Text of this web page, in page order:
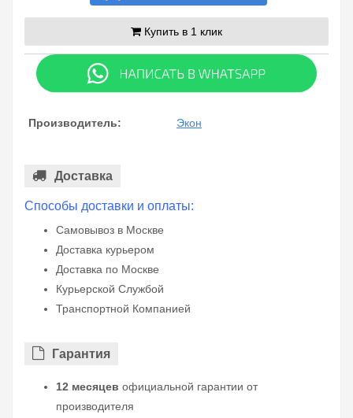
Купить в 1 клик
Производитель: Экон
Доставка
Способы доставки и оплаты:
Самовывоз в Москве
Доставка курьером
Доставка по Москве
Курьерской Службой
Транспортной Компанией
Гарантия
12 месяцев официальной гарантии от
производителя